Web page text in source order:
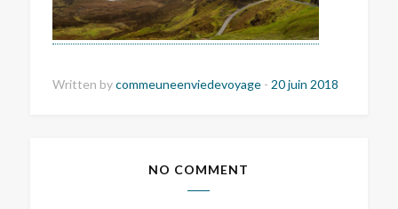
Written bycommeuneenviedevoyage - 20 juin 2018
NO COMMENT